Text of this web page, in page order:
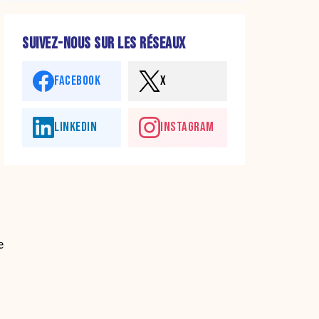
SUIVEZ-NOUS SUR LES RÉSEAUX
FACEBOOK X
LINKEDIN INSTAGRAM